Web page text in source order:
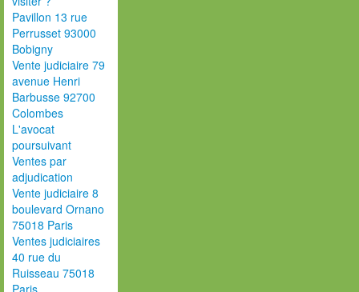
Pavillon 13 rue
Perrusset 93000
Bobigny
Vente judiciaire 79
avenue Henri
Barbusse 92700
Colombes
L'avocat
poursuivant
Ventes par
adjudication
Vente judiciaire 8
boulevard Ornano
75018 Paris
Ventes judiciaires
40 rue du
Ruisseau 75018
Paris